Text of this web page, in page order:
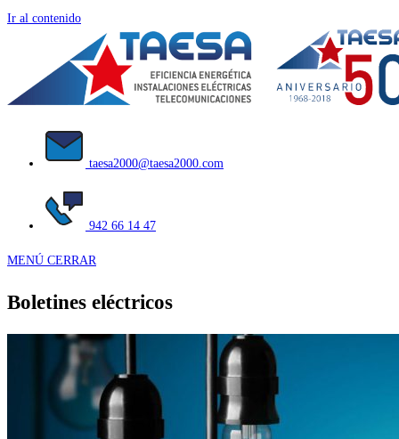
Ir al contenido
taesa2000@taesa2000.com
942 66 14 47
MENÚ CERRAR
Boletines eléctricos